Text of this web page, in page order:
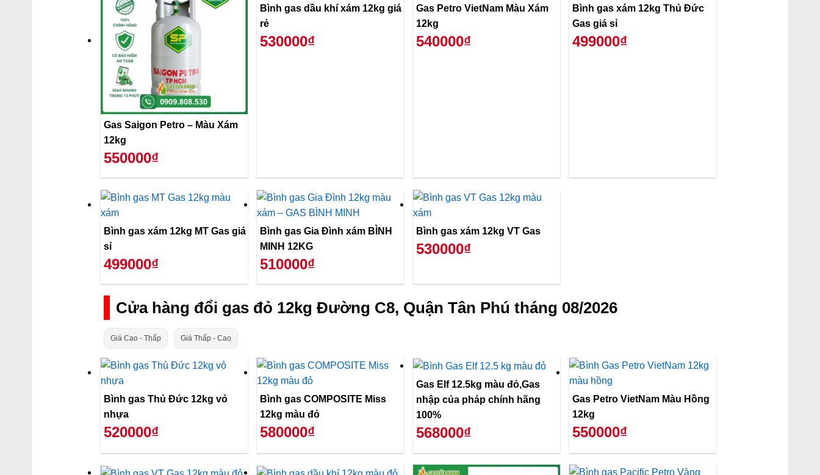
Gas Saigon Petro – Màu Xám
12kg
550000₫
Bình gas dầu khí xám 12kg giá
rẻ
530000₫
Gas Petro VietNam Màu Xám
12kg
540000₫
Bình gas xám 12kg Thủ Đức
Gas giá sỉ
499000₫
Bình gas xám 12kg MT Gas giá
sỉ
499000₫
Bình gas Gia Đình xám BÌNH
MINH 12KG
510000₫
Bình gas xám 12kg VT Gas
530000₫
Cửa hàng đổi gas đỏ 12kg Đường C8, Quận Tân Phú tháng 08/2026
Giá Cao - Thấp Giá Thấp - Cao
Bình gas Thủ Đức 12kg vỏ
nhựa
520000₫
Bình gas COMPOSITE Miss
12kg màu đỏ
580000₫
Gas Elf 12.5kg màu đỏ,Gas
nhập của pháp chính hãng
100%
568000₫
Gas Petro VietNam Màu Hồng
12kg
550000₫